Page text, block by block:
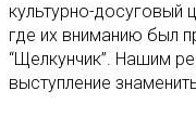
культурно-досуговый
где их вниманию был
“Щелкунчик”. Нашим
выступление